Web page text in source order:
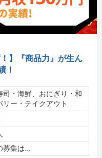
】『商品力』が生ん
！
司・海鮮、おにぎり・和
リー・テイクアウト
募集は...